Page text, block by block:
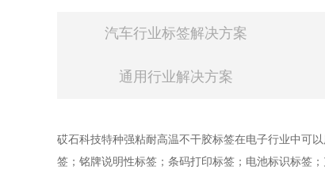
汽车行业标签解决方案
通用行业解决方案
砹石科技特种强粘耐高温不干胶标签在电子行业中可
签；铭牌说明性标签；条码打印标签；电池标识标签